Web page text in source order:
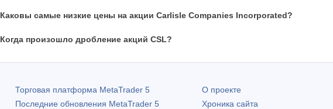
Каковы самые низкие цены на акции Carlisle Companies Incorporated?
Когда произошло дробление акций CSL?
Торговая платформа MetaTrader 5
Последние обновления MetaTrader 5
О проекте
Хроника сайта